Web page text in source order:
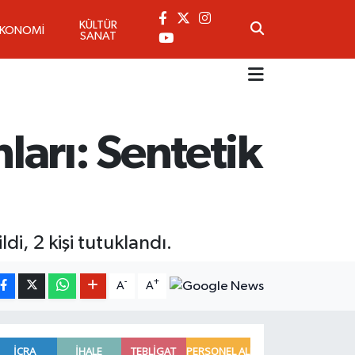
KÜLTÜR
SANAT
Sentetik
2 kişi tutuklandı.
A- A+